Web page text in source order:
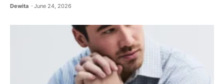
Dewita June 24, 2026